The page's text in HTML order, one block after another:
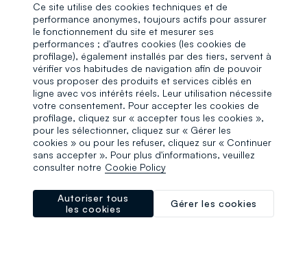
Ce site utilise des cookies techniques et de
performance anonymes, toujours actifs pour assurer
le fonctionnement du site et mesurer ses
performances ; d'autres cookies (les cookies de
profilage), également installés par des tiers, servent à
vérifier vos habitudes de navigation afin de pouvoir
vous proposer des produits et services ciblés en
ligne avec vos intérêts réels. Leur utilisation nécessite
votre consentement. Pour accepter les cookies de
profilage, cliquez sur « accepter tous les cookies »,
pour les sélectionner, cliquez sur « Gérer les
cookies » ou pour les refuser, cliquez sur « Continuer
sans accepter ». Pour plus d'informations, veuillez
consulter notre Cookie Policy
Gérer les cookies
Autoriser tous
les cookies